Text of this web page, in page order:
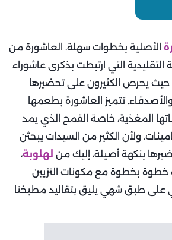
الأصلية بخطوات سهلة. العاشورة من
التقليدية التي ارتبطت بذكرى عاشوراء
حيث يحرص الكثيرون على تحضيرها
تتميز العاشورة بطعمها
المغذية، خاصة القمح الذي يمد
ولأن الكثير من السيدات يبحثن
بنكهة أصيلة، إليكِ من لهلوبة،
بخطوة مع مكونات التزيين
على طبق شهي يليق بتقاليد مطبخنا